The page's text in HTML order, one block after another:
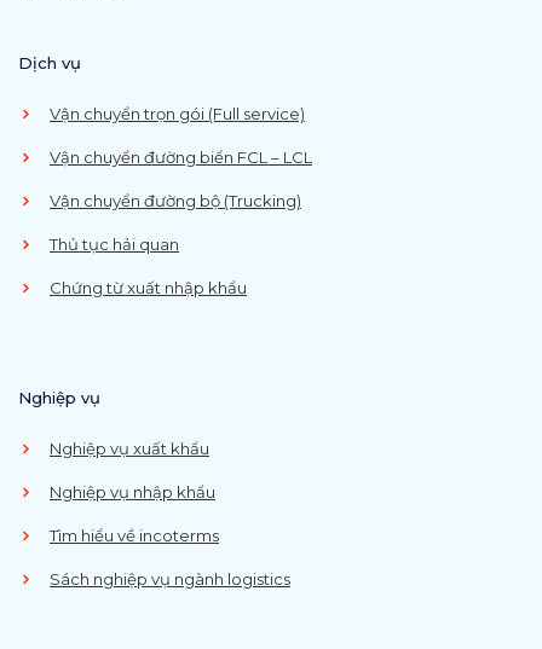
Dịch vụ
Vận chuyển trọn gói (Full service)
Vận chuyển đường biển FCL – LCL
Vận chuyển đường bộ (Trucking)
Thủ tục hải quan
Chứng từ xuất nhập khẩu
Nghiệp vụ
Nghiệp vụ xuất khẩu
Nghiệp vụ nhập khẩu
Tìm hiểu về incoterms
Sách nghiệp vụ ngành logistics